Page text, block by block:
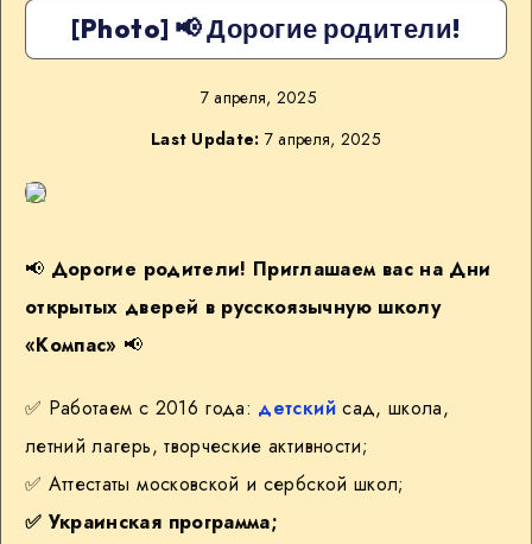
[Photo] 📢 Дорогие родители!
7 апреля, 2025
Last Update: 7 апреля, 2025
📢 Дорогие родители! Приглашаем вас на Дни
открытых дверей в русскоязычную школу
«Компас» 📢
✅ Работаем с 2016 года: детскийсад, школа,
летний лагерь, творческие активности;
✅ Аттестаты московской и сербской школ;
✅ Украинская программа;